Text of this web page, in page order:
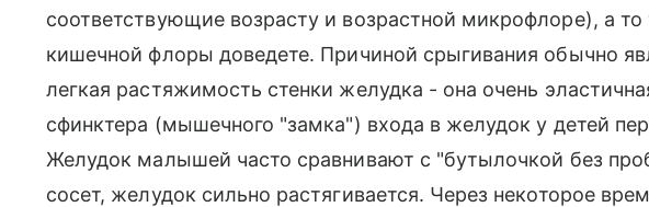
соответствующие возрасту и возрастной микрофлоре), а то
кишечной флоры доведете. Причиной срыгивания обычно
легкая растяжимость стенки желудка - она очень
сфинктера (мышечного "замка") входа в желудок у детей
Желудок малышей часто сравнивают с "бутылочкой без
сосет, желудок сильно растягивается. Через некоторое